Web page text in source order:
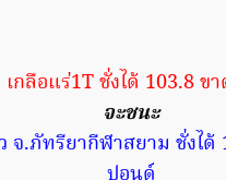
เกลือแร่1T ชั่งได้ 103.8 ข
จะชนะ
จ.ภัทรียากีฬาสยาม ชั่งได้